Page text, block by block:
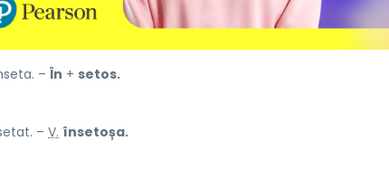
– În + setos.
– V. însetoșa.